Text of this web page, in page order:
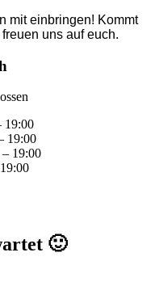
mit einbringen! Kommt
uns auf euch.
19:00
19:00
19:00
🙂